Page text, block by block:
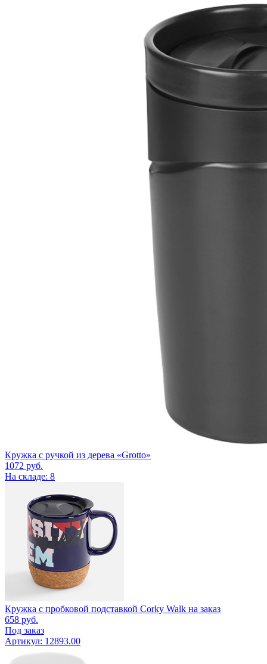
Кружка с ручкой из дерева «Grotto»
1072 руб.
На складе: 8
Кружка с пробковой подставкой Corky Walk на заказ
658 руб.
Под заказ
Артикул: 12893.00